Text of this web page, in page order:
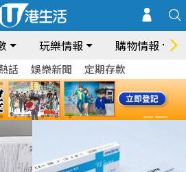
玩樂情報 購物情報
話 娛樂新聞 定期存款